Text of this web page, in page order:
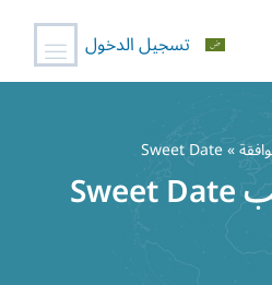
تسجيل الدخول
» Sweet Date
التوافق بين قالب Sweet Date